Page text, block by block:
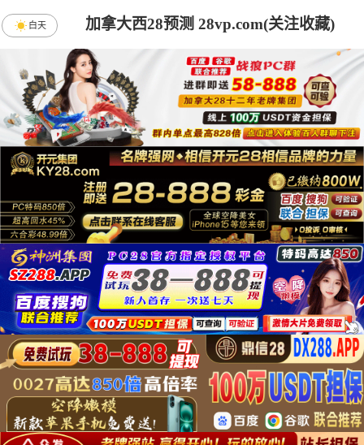
加拿大西28预测 28vp.com(关注收藏)
白天